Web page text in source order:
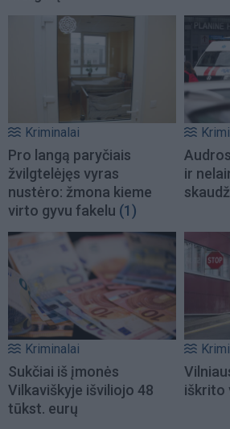
Kriminalai
Pro langą paryčiais
žvilgtelėjęs vyras
nustėro: žmona kieme
virto gyvu fakelu (1)
ir
Kriminalai
Sukčiai iš įmonės
Vilkaviškyje išviliojo 48
tūkst. eurų
iškrito